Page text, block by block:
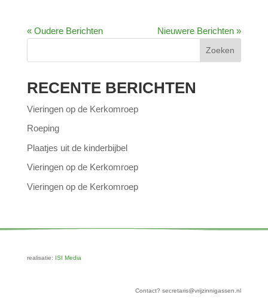
« Oudere Berichten Nieuwere Berichten »
Zoeken
RECENTE BERICHTEN
Vieringen op de Kerkomroep
Roeping
Plaatjes uit de kinderbijbel
Vieringen op de Kerkomroep
Vieringen op de Kerkomroep
realisatie: ISI Media
Contact? secretaris@vrijzinnigassen.nl